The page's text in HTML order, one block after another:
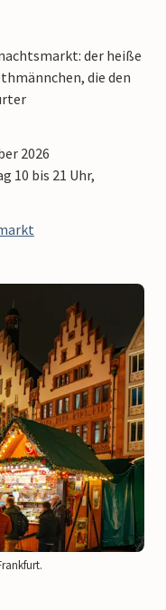
der heiße
die den
2026
10 bis 21 Uhr,